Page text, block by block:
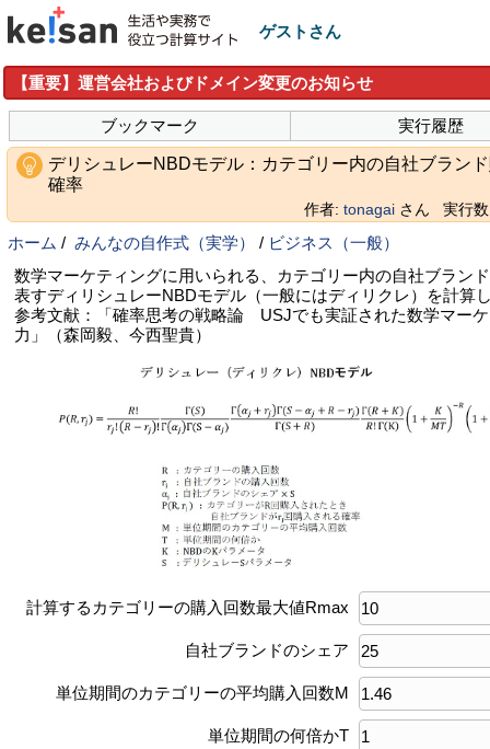
ゲストさん
【重要】運営会社およびドメイン変更のお知らせ
ブックマーク 実行履歴
デリシュレーNBDモデル：カテゴリー内の自社ブラン
確率
作者: tonagai さん 実行
ホーム / みんなの自作式（実学） / ビジネス（一般）
数学マーケティングに用いられる、カテゴリー内の自社ブラン
表すディリシュレーNBDモデル（一般にはディリクレ）を計算
参考文献：「確率思考の戦略論 USJでも実証された数学マー
力」（森岡毅、今西聖貴）
計算するカテゴリーの購入回数最大値Rmax
自社ブランドのシェア
単位期間のカテゴリーの平均購入回数M
単位期間の何倍かT